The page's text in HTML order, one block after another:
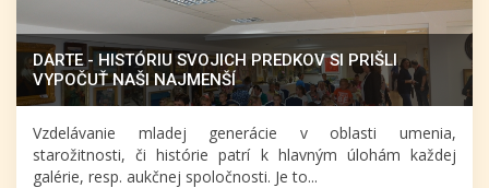
DARTE - HISTÓRIU SVOJICH PREDKOV SI PRIŠLI
VYPOČUŤ NAŠI NAJMENŠÍ
Vzdelávanie mladej generácie v oblasti umenia,
starožitnosti, či histórie patrí k hlavným úlohám každej
galérie, resp. aukčnej spoločnosti. Je to...